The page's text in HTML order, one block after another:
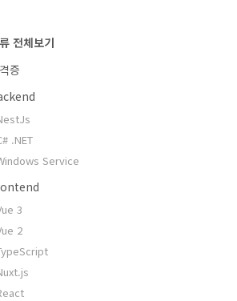
전체보기
증
.NET
Service
3
2